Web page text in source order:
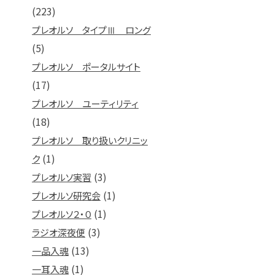
(223)
プレオルソ タイプⅢ ロング
(5)
プレオルソ ポータルサイト
(17)
プレオルソ ユーティリティ
(18)
プレオルソ 取り扱いクリニッ
ク (1)
プレオルソ実習 (3)
プレオルソ研究会 (1)
プレオルソ２・０ (1)
ラジオ深夜便 (3)
一品入魂 (13)
一耳入魂 (1)